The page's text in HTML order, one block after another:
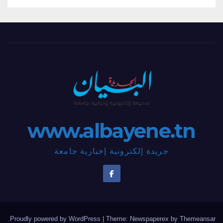
www.albayene.tn
جريدة إلكترونية إخبارية جامعة
Proudly powered by WordPress Theme: Newspaperex by Themeansar
.